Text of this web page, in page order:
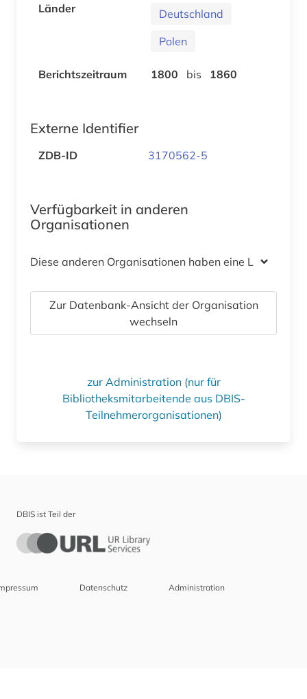
Länder
Deutschland
Polen
Berichtszeitraum 1800 bis 1860
Externe Identifier
ZDB-ID 3170562-5
Verfügbarkeit in anderen
Organisationen
Diese anderen Organisationen haben eine Lizenz
Zur Datenbank-Ansicht der Organisation
wechseln
zur Administration (nur für
Bibliotheksmitarbeitende aus DBIS-
Teilnehmerorganisationen)
DBIS ist Teil der
Datenschutz Administration